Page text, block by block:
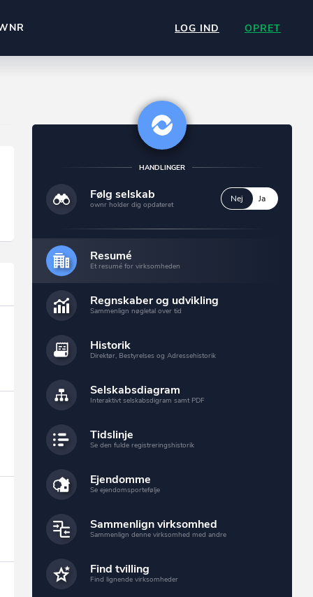
LOG IND OPRET
HANDLINGER
Følg selskab
ownr holder dig opdateret
Nej Ja
Resumé
Et resumé for virksomheden
Regnskaber og udvikling
Sammenlign nøgletal over tid
Historik
Direktør, Bestyrelses og Adressehistorik
Selskabsdiagram
Interaktivt selskabsdigram samt PDF
Tidslinje
Se den fulde registreringshistorik
Ejendomme
Se ejendomsportefølje
Sammenlign virksomhed
Sammenlign denne virksomhed med andre
Find tvilling
Find lignende virksomheder